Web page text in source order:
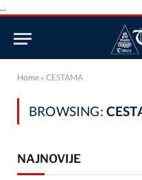
...
Home » CESTAMA
BROWSING:
NAJNOVIJE